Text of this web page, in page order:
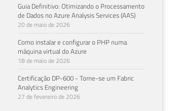
Guia Definitivo: Otimizando o Processamento
de Dados no Azure Analysis Services (AAS)
20 de maio de 2026
Como instalar e configurar o PHP numa
máquina virtual do Azure
18 de maio de 2026
Certificação DP-600 - Torne-se um Fabric
Analytics Engineering
27 de fevereiro de 2026